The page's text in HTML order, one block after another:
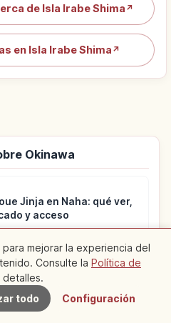
de Isla Irabe Shima ↗
en Isla Irabe Shima ↗
Okinawa
Jinja en Naha: qué ver,
y acceso
Okinawa: significado del
de los tejados
Cercanos
mejorar la experiencia del
Consulte la Política de
detalles.
todo Configuración